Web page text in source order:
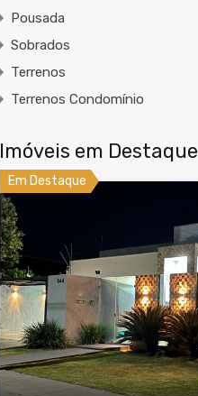
Pousada
Sobrados
Terrenos
Terrenos Condomínio
Imóveis em Destaque
Em Destaque